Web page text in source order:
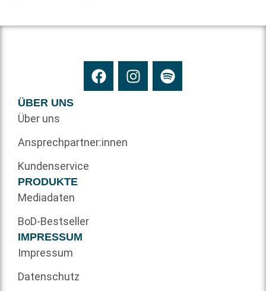
ÜBER UNS
Über uns
Ansprechpartner:innen
Kundenservice
PRODUKTE
Mediadaten
BoD-Bestseller
IMPRESSUM
Impressum
Datenschutz